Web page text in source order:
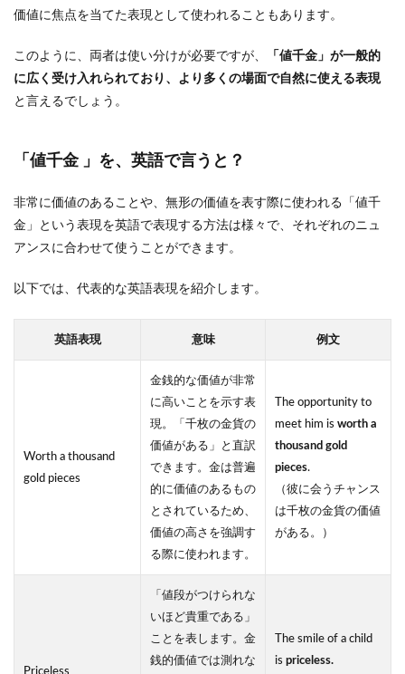
価値に焦点を当てた表現として使われることもあります。
このように、両者は使い分けが必要ですが、
「値千金」が一般的
に広く受け入れられており、より多くの場面で自然に使える表現
と言えるでしょう。
「値千金 」を、英語で言うと？
非常に価値のあることや、無形の価値を表す際に使われる「値千
金」という表現を英語で表現する方法は様々で、それぞれのニュ
アンスに合わせて使うことができます。
以下では、代表的な英語表現を紹介します。
英語表現 意味 例文
Worth a thousand
gold pieces
金銭的な価値が非常
に高いことを示す表
現。「千枚の金貨の
価値がある」と直訳
できます。金は普遍
的に価値のあるもの
とされているため、
価値の高さを強調す
る際に使われます。
The opportunity to
meet him is worth a
thousand gold
pieces.
（彼に会うチャンス
は千枚の金貨の価値
がある。）
Priceless
「値段がつけられな
いほど貴重である」
ことを表します。金
銭的価値では測れな
The smile of a child
is priceless.